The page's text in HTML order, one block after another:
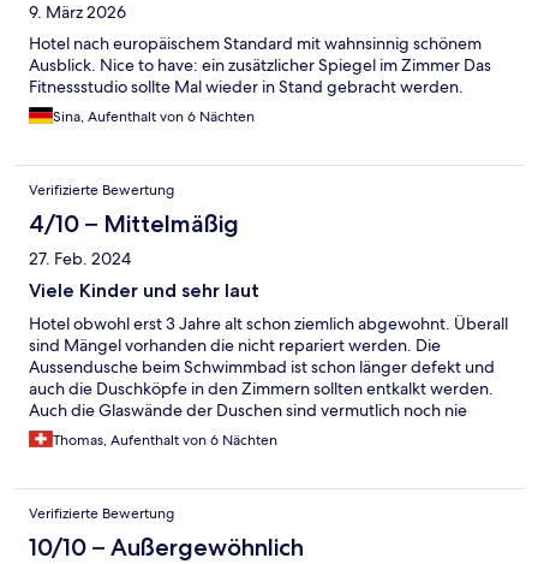
9. März 2026
Hotel nach europäischem Standard mit wahnsinnig schönem
Ausblick. Nice to have: ein zusätzlicher Spiegel im Zimmer Das
Fitnessstudio sollte Mal wieder in Stand gebracht werden.
Sina, Aufenthalt von 6 Nächten
Verifizierte Bewertung
4/10 – Mittelmäßig
27. Feb. 2024
Viele Kinder und sehr laut
Hotel obwohl erst 3 Jahre alt schon ziemlich abgewohnt. Überall
sind Mängel vorhanden die nicht repariert werden. Die
Aussendusche beim Schwimmbad ist schon länger defekt und
auch die Duschköpfe in den Zimmern sollten entkalkt werden.
Auch die Glaswände der Duschen sind vermutlich noch nie
gereinigt worden. Das Hotel wird von Malaysier mit Kinder
überrannt die mit Ihren Kleidern sich im Swimmingpool breit
Personal ist freundlich aber es fehlt an einem Hauswart der
anstehende Reparaturen ausführt.
Thomas, Aufenthalt von 6 Nächten
Verifizierte Bewertung
10/10 – Außergewöhnlich